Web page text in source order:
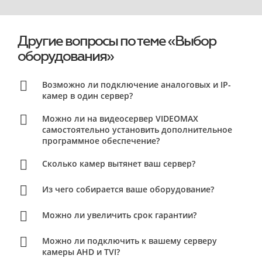
Другие вопросы по теме «Выбор
оборудования»
Возможно ли подключение аналоговых и IP-
камер в один сервер?
Можно ли на видеосервер VIDEOMAX
самостоятельно установить дополнительное
программное обеспечение?
Сколько камер вытянет ваш сервер?
Из чего собирается ваше оборудование?
Можно ли увеличить срок гарантии?
Можно ли подключить к вашему серверу
камеры AHD и TVI?